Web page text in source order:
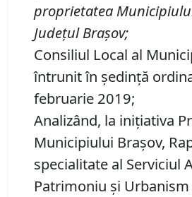
proprietatea
Judeţul Braşov;
Consiliul Local al
întrunit în şedinţă
februarie 2019;
Analizând, la iniţiativa
Municipiului Braşov,
specialitate al Serviciul
Patrimoniu şi